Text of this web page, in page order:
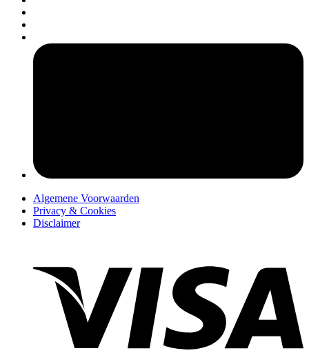
Algemene Voorwaarden
Privacy & Cookies
Disclaimer